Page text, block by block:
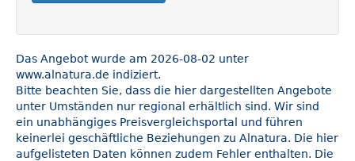
Das Angebot wurde am 2026-08-02 unter
www.alnatura.de indiziert.
Bitte beachten Sie, dass die hier dargestellten Angebote
unter Umständen nur regional erhältlich sind. Wir sind
ein unabhängiges Preisvergleichsportal und führen
keinerlei geschäftliche Beziehungen zu Alnatura. Die hier
aufgelisteten Daten können zudem Fehler enthalten. Die